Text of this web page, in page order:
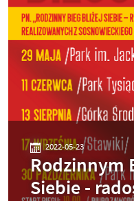
2022-05-23
Rodzinnym
Siebie -